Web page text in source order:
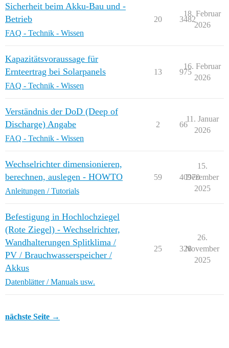
Sicherheit beim Akku-Bau und -
Betrieb
FAQ - Technik - Wissen
20 3482
18. Februar
2026
Kapazitätsvoraussage für
Ernteertrag bei Solarpanels
FAQ - Technik - Wissen
13 975
16. Februar
2026
Verständnis der DoD (Deep of
Discharge) Angabe
FAQ - Technik - Wissen
2 66
11. Januar
2026
Wechselrichter dimensionieren,
berechnen, auslegen - HOWTO
Anleitungen / Tutorials
59 40970
15.
Dezember
2025
Befestigung in Hochlochziegel
(Rote Ziegel) - Wechselrichter,
Wandhalterungen Splitklima /
PV / Brauchwasserspeicher /
Akkus
Datenblätter / Manuals usw.
25 328
26.
November
2025
nächste Seite →